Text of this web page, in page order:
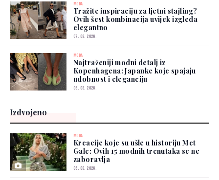
MODA
Tražite inspiraciju za ljetni stajling?
Ovih šest kombinacija uvijek izgleda
elegantno
07. 08. 2026.
MODA
Najtraženiji modni detalj iz
Kopenhagena: Japanke koje spajaju
udobnost i eleganciju
06. 08. 2026.
Izdvojeno
MODA
Kreacije koje su ušle u historiju Met
Gale: Ovih 15 modnih trenutaka se ne
zaboravlja
06. 08. 2026.